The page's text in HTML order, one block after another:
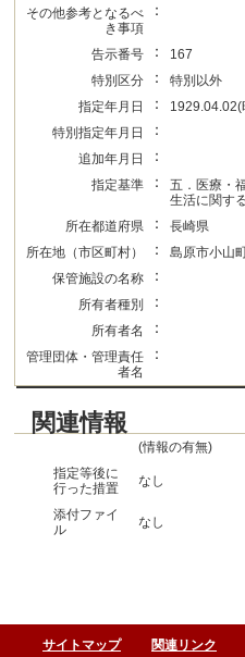
その他参考となるべ
き事項
：
告示番号 ：
167
特別区分
：
特別以外
指定年月日
：
特別指定年月日
：
追加年月日 ：
指定基準 ：
五．医療・
生活に関す
所在都道府県
：
長崎県
所在地（市区町村）
：
島原市小山
保管施設の名称
：
所有者種別 ：
所有者名 ：
管理団体・管理責任
者名
：
関連情報
(情報の有無)
指定等後に
行った措置
なし
添付ファイ
ル
なし
サイトマップ 関連リンク